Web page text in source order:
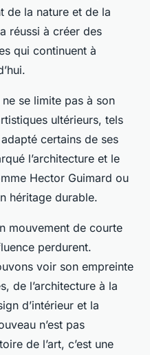
de la nature et de la
réussi à créer des
qui continuent à
ne se limite pas à son
ultérieurs, tels
certains de ses
l’architecture et le
Hector Guimard ou
héritage durable.
mouvement de courte
perdurent.
voir son empreinte
de l’architecture à la
d’intérieur et la
n’est pas
de l’art, c’est une